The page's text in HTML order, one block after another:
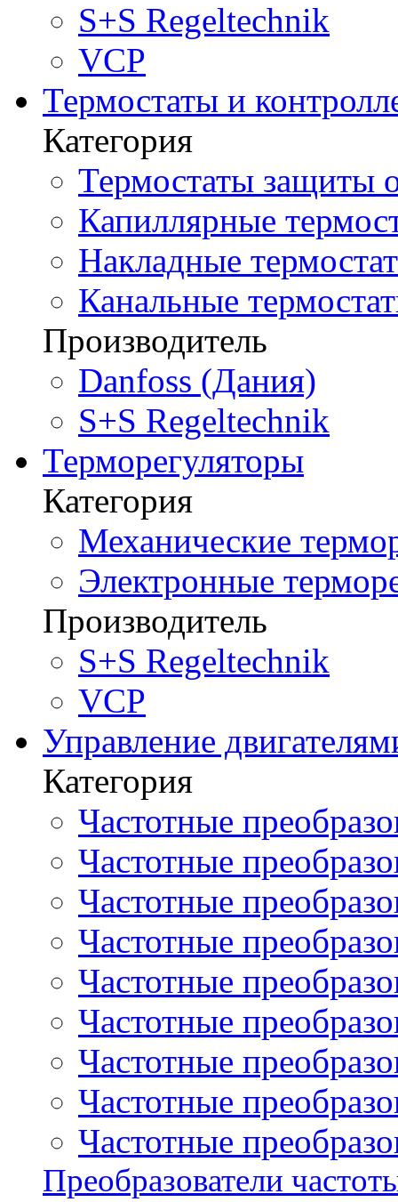
S+S Regeltechnik
VCP
Термостаты и
Категория
Термостаты защиты
Капиллярные
Накладные
Канальные
Производитель
Danfoss (Дания)
S+S Regeltechnik
Терморегуляторы
Категория
Механические
Электронные
Производитель
S+S Regeltechnik
VCP
Управление
Категория
Частотные
Частотные
Частотные
Частотные
Частотные
Частотные
Частотные
Частотные
Частотные
Преобразователи